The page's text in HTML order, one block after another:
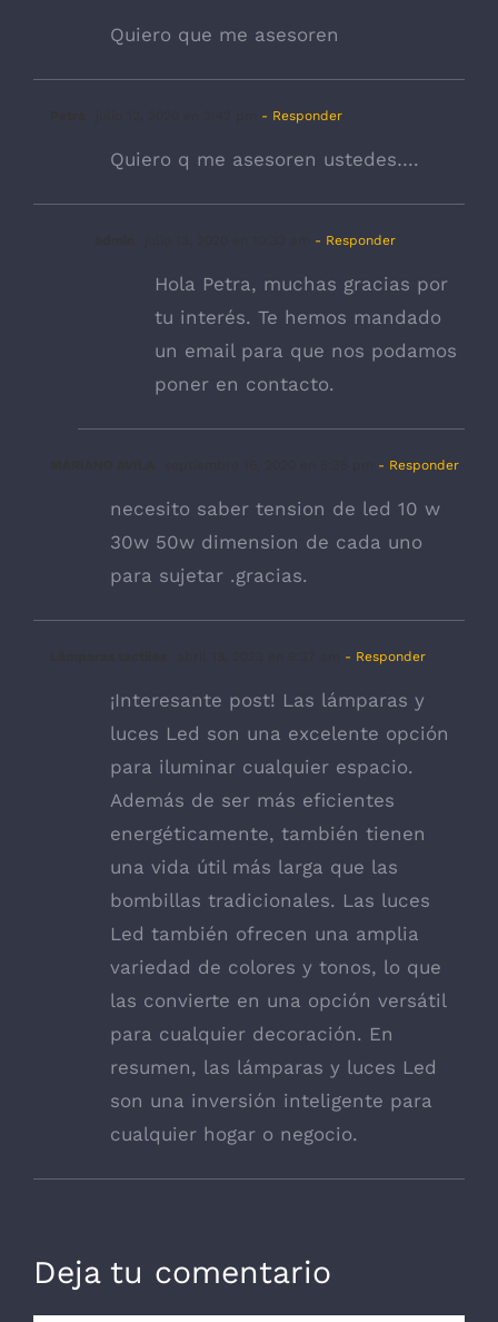
Quiero que me asesoren
- Responder
Quiero q me asesoren ustedes….
- Responder
Hola Petra, muchas gracias por
tu interés. Te hemos mandado
un email para que nos podamos
poner en contacto.
- Responder
necesito saber tension de led 10 w
30w 50w dimension de cada uno
para sujetar .gracias.
- Responder
¡Interesante post! Las lámparas y
luces Led son una excelente opción
para iluminar cualquier espacio.
Además de ser más eficientes
energéticamente, también tienen
una vida útil más larga que las
bombillas tradicionales. Las luces
Led también ofrecen una amplia
variedad de colores y tonos, lo que
las convierte en una opción versátil
para cualquier decoración. En
resumen, las lámparas y luces Led
son una inversión inteligente para
cualquier hogar o negocio.
Deja tu comentario